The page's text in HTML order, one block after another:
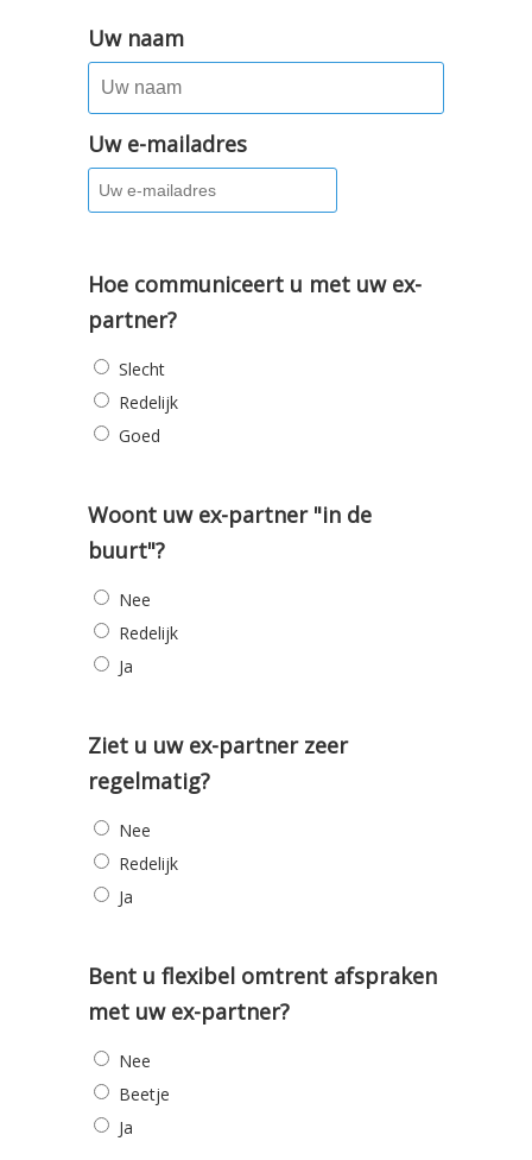
Uw naam
Uw e-mailadres
Hoe communiceert u met uw ex-
partner?
Slecht
Redelijk
Goed
Woont uw ex-partner "in de
buurt"?
Nee
Redelijk
Ja
Ziet u uw ex-partner zeer
regelmatig?
Nee
Redelijk
Ja
Bent u flexibel omtrent afspraken
met uw ex-partner?
Nee
Beetje
Ja